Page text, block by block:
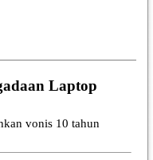
Laptop
vonis 10 tahun